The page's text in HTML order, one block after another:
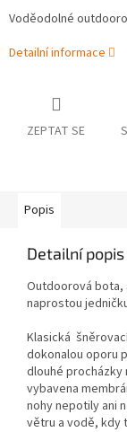
Voděodolné
Detailní informace
ZEPTAT SE
Popis
Detailní
Outdoorová bota,
naprostou
Klasická
dokonalou oporu
dlouhé procházky
vybavena
nohy nepotily ani
větru a vodě, kdy